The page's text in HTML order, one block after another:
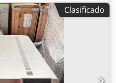
Clasificado